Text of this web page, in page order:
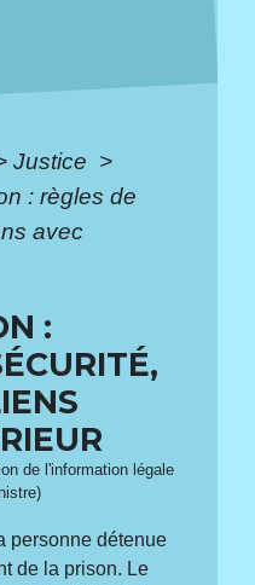
Justice >
: règles de
avec
:
de l'information légale
personne détenue
de la prison. Le